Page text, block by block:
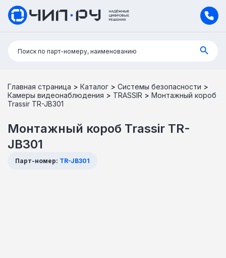
Поиск:
Поиск по парт-номеру, наименованию
Главная страница > Каталог > Системы безопасности >
Камеры видеонаблюдения > TRASSIR > Монтажный короб
Trassir TR-JB301
Монтажный короб Trassir TR-
JB301
Парт-номер: TR-JB301